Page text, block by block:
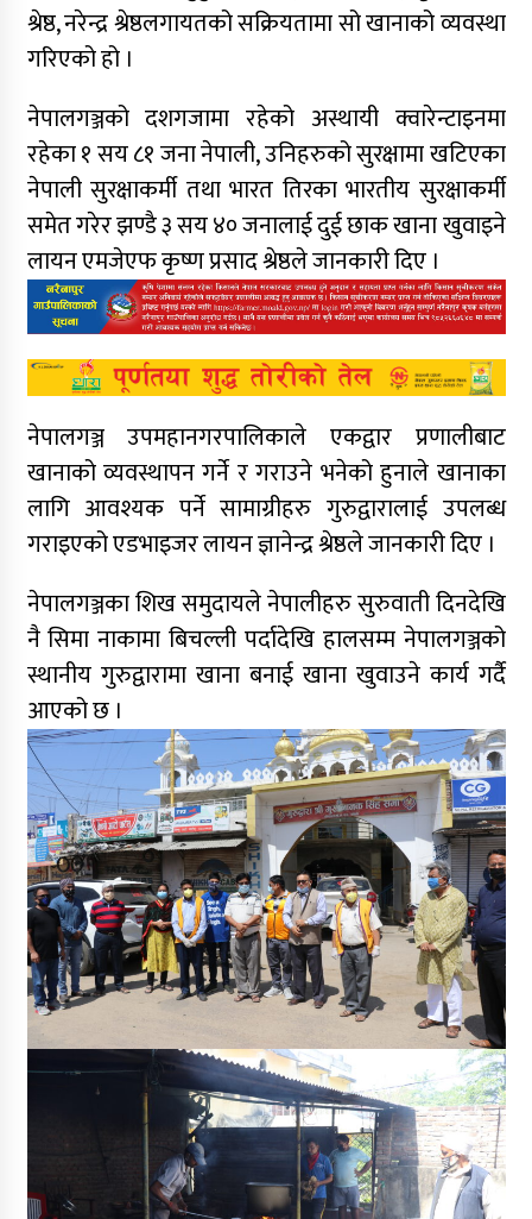
श्रेष्ठ, नरेन्द्र श्रेष्ठलगायतको सक्रियतामा सो खानाको व्यवस्था
गरिएको हो ।
नेपालगञ्जको दशगजामा रहेको अस्थायी क्वारेन्टाइनमा
रहेका १ सय ८१ जना नेपाली, उनिहरुको सुरक्षामा खटिएका
नेपाली सुरक्षाकर्मी तथा भारत तिरका भारतीय सुरक्षाकर्मी
समेत गरेर झण्डै ३ सय ४० जनालाई दुई छाक खाना खुवाइने
लायन एमजेएफ कृष्ण प्रसाद श्रेष्ठले जानकारी दिए ।
नेपालगञ्ज उपमहानगरपालिकाले एकद्वार प्रणालीबाट
खानाको व्यवस्थापन गर्ने र गराउने भनेको हुनाले खानाका
लागि आवश्यक पर्ने सामाग्रीहरु गुरुद्वारालाई उपलब्ध
गराइएको एडभाइजर लायन ज्ञानेन्द्र श्रेष्ठले जानकारी दिए ।
नेपालगञ्जका शिख समुदायले नेपालीहरु सुरुवाती दिनदेखि
नै सिमा नाकामा बिचल्ली पर्दादेखि हालसम्म नेपालगञ्जको
स्थानीय गुरुद्वारामा खाना बनाई खाना खुवाउने कार्य गर्दै
आएको छ ।